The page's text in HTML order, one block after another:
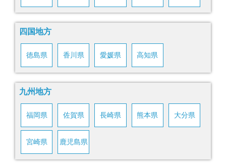
四国地方
徳島県 香川県 愛媛県 高知県
九州地方
福岡県 佐賀県 長崎県 熊本県 大分県
宮崎県 鹿児島県